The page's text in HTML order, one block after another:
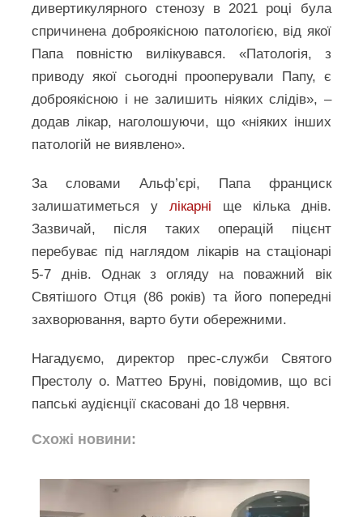
дивертикулярного стенозу в 2021 році була
спричинена доброякісною патологією, від якої
Папа повністю вилікувався. «Патологія, з
приводу якої сьогодні прооперували Папу, є
доброякісною і не залишить ніяких слідів», –
додав лікар, наголошуючи, що «ніяких інших
патологій не виявлено».
За словами Альф’єрі, Папа франциск
залишатиметься улікарні ще кілька днів.
Зазвичай, після таких операцій піцєнт
перебуває під наглядом лікарів на стаціонарі
5-7 днів. Однак з огляду на поважний вік
Святішого Отця (86 років) та його попередні
захворювання, варто бути обережними.
Нагадуємо, директор прес-служби Святого
Престолу о. Маттео Бруні, повідомив, що всі
папські аудієнції скасовані до 18 червня.
Схожі новини: